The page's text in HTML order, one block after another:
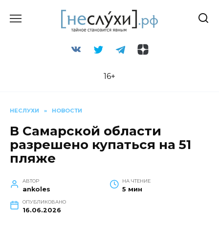
16+
НЕСЛУХИ » НОВОСТИ
В Самарской области
разрешено купаться на 51
пляже
АВТОР
ankoles
НА ЧТЕНИЕ
5 мин
ОПУБЛИКОВАНО
16.06.2026